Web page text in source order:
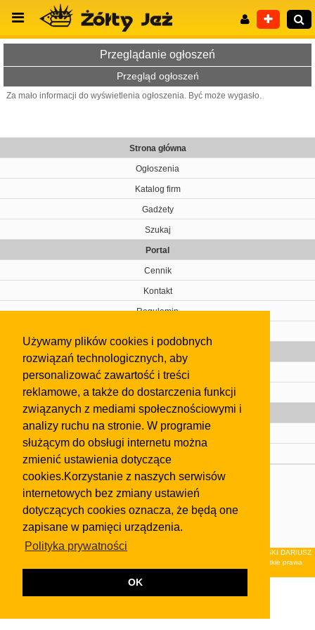
Używamy plików cookies i podobnych
rozwiązań technologicznych, aby
personalizować zawartość i treści
reklamowe, a także do dostarczenia funkcji
związanych z mediami społecznościowymi i
analizy ruchu na stronie. W programie
służącym do obsługi internetu można
zmienić ustawienia dotyczące
cookies.Korzystanie z naszych serwisów
internetowych bez zmiany ustawień
dotyczących cookies oznacza, że będą one
zapisane w pamięci urządzenia.
Polityka prywatności
OK
Przeglądanie ogłoszeń
Przegląd ogłoszeń
Za mało informacji do wyświetlenia ogłoszenia. Być może wygasło.
Strona główna
Ogłoszenia
Katalog firm
Gadżety
Szukaj
Portal
Cennik
Kontakt
Regulamin
Gazeta
Olkusz
Kontakt
Strefa dla biznesu
Biura nieruchomości
Dealerzy i autokomisy
Skontaktuj się z nami
regulaminuiPolityki Prywatności.
Klauzula FB
© 2026Wydawnictwo NEON sp. z o.o. (dawniej: FIRMA NEON MAREK KLUCZEWSKI DARIUSZ
KRAWCZYK s.c.) z siedzibą w Olkuszu, ul.Żuradzka 15, 32-300 Olkusz . Wszystkie prawa